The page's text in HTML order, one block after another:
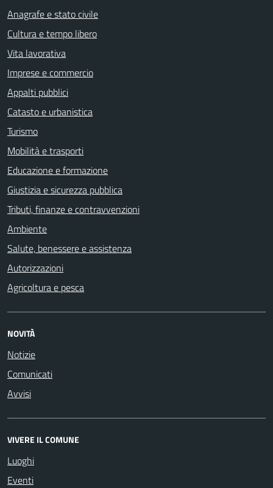
Anagrafe e stato civile
Cultura e tempo libero
Vita lavorativa
Imprese e commercio
Appalti pubblici
Catasto e urbanistica
Turismo
Mobilità e trasporti
Educazione e formazione
Giustizia e sicurezza pubblica
Tributi, finanze e contravvenzioni
Ambiente
Salute, benessere e assistenza
Autorizzazioni
Agricoltura e pesca
NOVITÀ
Notizie
Comunicati
Avvisi
VIVERE IL COMUNE
Luoghi
Eventi